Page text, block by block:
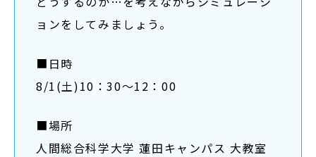
よくある質問
サイトポリシー
サイトマップ
ョンをしてみましょう。
■日時
8/1(土)10：30～12：00
■場所
人間総合科学大学 蓮田キャンパス 大教室